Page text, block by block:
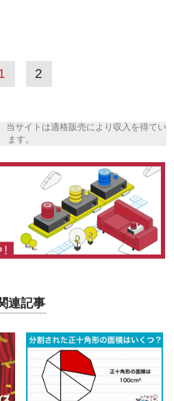
2
当サイトは適格販売により収入を得てい
ます。
連記事